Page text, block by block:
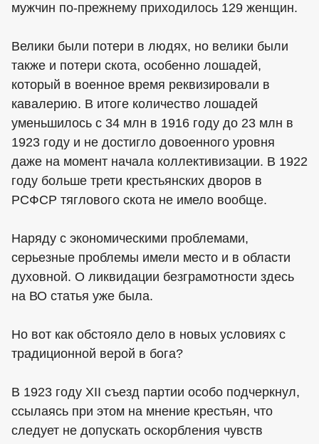
мужчин по-прежнему приходилось 129 женщин.
Велики были потери в людях, но велики были
также и потери скота, особенно лошадей,
который в военное время реквизировали в
кавалерию. В итоге количество лошадей
уменьшилось с 34 млн в 1916 году до 23 млн в
1923 году и не достигло довоенного уровня
даже на момент начала коллективизации. В 1922
году больше трети крестьянских дворов в
РСФСР тяглового скота не имело вообще.
Наряду с экономическими проблемами,
серьезные проблемы имели место и в области
духовной. О ликвидации безграмотности здесь
на ВО статья уже была.
Но вот как обстояло дело в новых условиях с
традиционной верой в бога?
В 1923 году XII съезд партии особо подчеркнул,
ссылаясь при этом на мнение крестьян, что
следует не допускать оскорбления чувств